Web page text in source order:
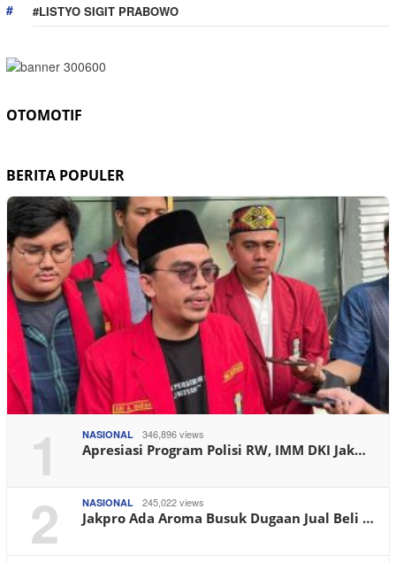
#LISTYO SIGIT PRABOWO
OTOMOTIF
BERITA POPULER
1 NASIONAL 346,896 views
Apresiasi Program Polisi RW, IMM DKI Jak…
2 NASIONAL 245,022 views
Jakpro Ada Aroma Busuk Dugaan Jual Beli …